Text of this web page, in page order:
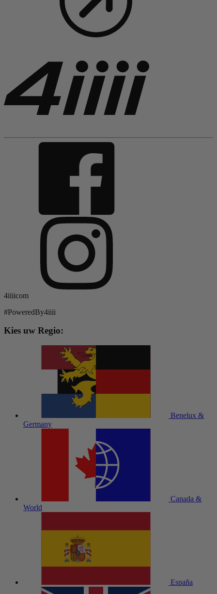
4iiiicom
#PoweredBy4iiii
Kies uw Regio:
Benelux &
Germany
Canada &
World
España